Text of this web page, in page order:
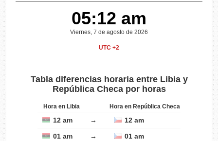
05:12 am
Viernes, 7 de agosto de 2026
UTC +2
Tabla diferencias horaria entre Libia y
República Checa por horas
Hora en Libia Hora en República Checa
12 am → 12 am
01 am → 01 am